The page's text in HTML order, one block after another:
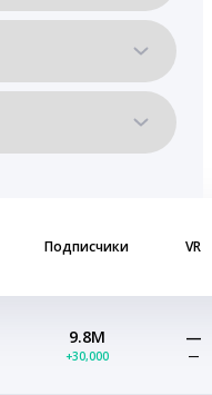
Подписчики VR
9.8M
+30,000
—
—